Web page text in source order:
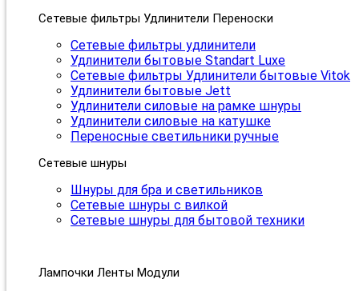
Сетевые фильтры Удлинители Переноски
Сетевые фильтры удлинители
Удлинители бытовые Standart Luxe
Сетевые фильтры Удлинители бытовые Vitok
Удлинители бытовые Jett
Удлинители силовые на рамке шнуры
Удлинители силовые на катушке
Переносные светильники ручные
Сетевые шнуры
Шнуры для бра и светильников
Сетевые шнуры с вилкой
Сетевые шнуры для бытовой техники
Лампочки Ленты Модули